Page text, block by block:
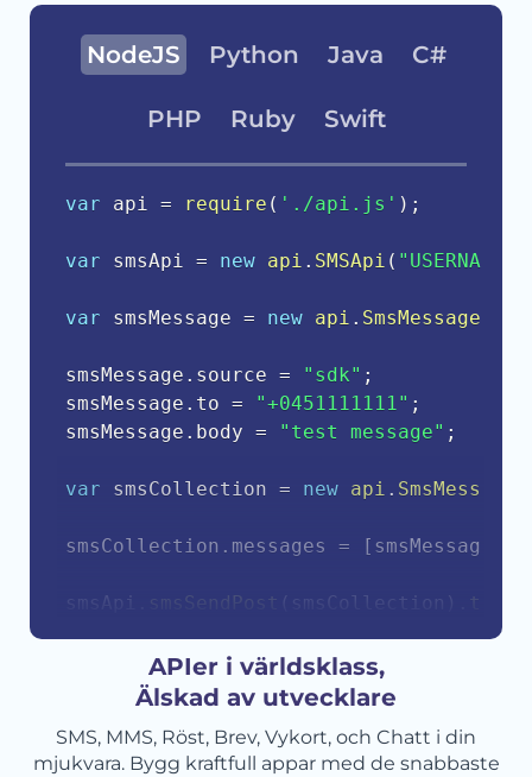
NodeJS Python Java C#
PHP Ruby Swift
var api = require ( './api.js' ) ;
var smsApi = new api . SMSApi ( "USERNAME"
var smsMessage = new api . SmsMessage
smsMessage . source = "sdk" ;
smsMessage . to = "+0451111111" ;
smsMessage . body = "test message" ;
var smsCollection = new api .
smsCollection . messages = [ smsMessage
smsApi smsSendPost ( smsCollection ) then
catch(function(err){
    console
.error(err.body);
APIer i världsklass,
Älskad av utvecklare
SMS, MMS, Röst, Brev, Vykort, och Chatt i din
mjukvara. Bygg kraftfull appar med de snabbaste